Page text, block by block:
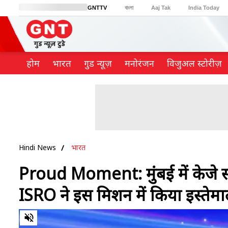
GNTTV বাংলা Aaj Tak India Today
BT Bazaar Cosmopolitan
होम भारत गुड न्यूज़ मनोरंजन विजुअल स्टोरीज़
Hindi News भारत
Proud Moment: मुंबई में केजे
ISRO ने इस मिशन में किया
0
of